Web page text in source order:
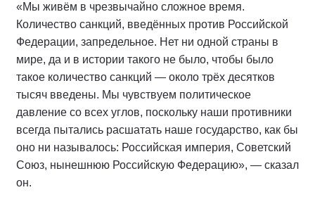
«Мы живём в чрезвычайно сложное время.
Количество санкций, введённых против Российской
Федерации, запредельное. Нет ни одной страны в
мире, да и в истории такого не было, чтобы было
такое количество санкций — около трёх десятков
тысяч введены. Мы чувствуем политическое
давление со всех углов, поскольку наши противники
всегда пытались расшатать наше государство, как бы
оно ни называлось: Российская империя, Советский
Союз, нынешнюю Российскую Федерацию», — сказал
он.